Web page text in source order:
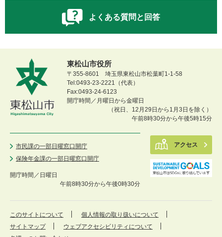
よくある質問と回答
東松山市役所
〒355-8601 埼玉県東松山市松葉町1-1-58
Tel:0493-23-2221（代表）
Fax:0493-24-6123
開庁時間／月曜日から金曜日
（祝日、12月29日から1月3日を除く）
午前8時30分から午後5時15分
市民課の一部日曜窓口開庁
保険年金課の一部日曜窓口開庁
開庁時間／ 日曜日
午前8時30分から午後0時30分
アクセス
このサイトについて
個人情報の取り扱いについて
サイトマップ
ウェブアクセシビリティについて